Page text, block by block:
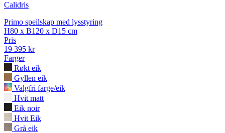
Calidris
Primo speilskap med lysstyring
H80 x B120 x D15 cm
Pris
19 395 kr
Farger
Røkt eik
Gyllen eik
Valgfri farge/eik
Hvit matt
Eik noir
Hvit Eik
Grå eik